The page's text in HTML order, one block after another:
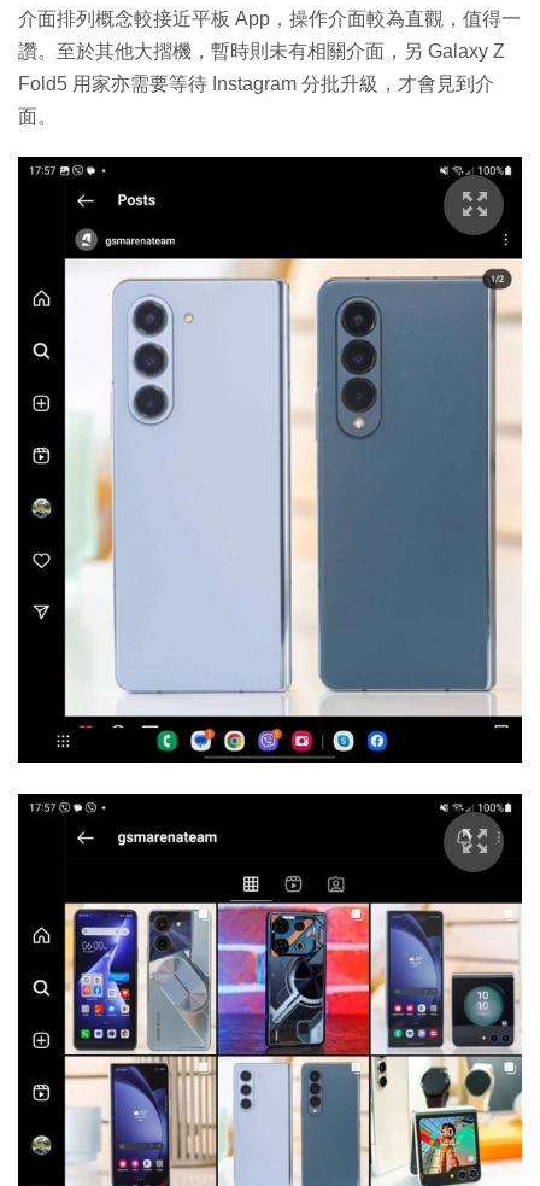
介面排列概念較接近平板 App，操作介面較為直觀，值得一
讚。至於其他大摺機，暫時則未有相關介面，另 Galaxy Z
Fold5 用家亦需要等待 Instagram 分批升級，才會見到介
面。